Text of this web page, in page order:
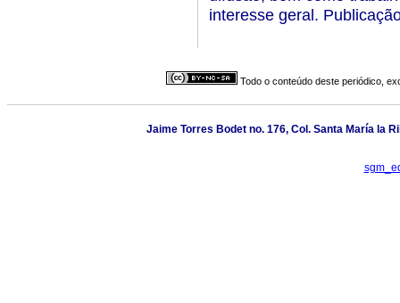
interesse geral.
Todo o conteúdo deste periódico,
Jaime Torres Bodet no. 176, Col. Santa María la